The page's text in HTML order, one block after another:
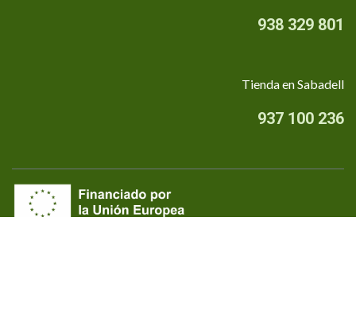
938 329 801
Tienda en Sabadell
937 100 236